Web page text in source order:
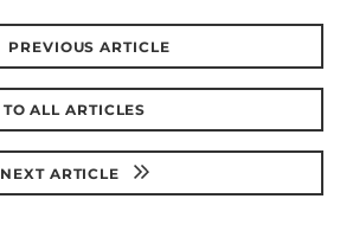
PREVIOUS ARTICLE
TO ALL ARTICLES
NEXT ARTICLE